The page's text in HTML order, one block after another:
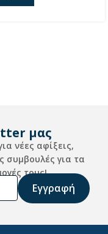
μας
νέες αφίξεις,
συμβουλές για τα
τους!